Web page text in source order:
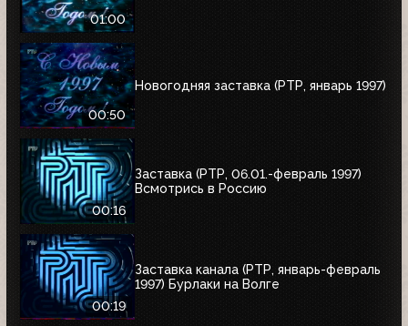
01:00
00:50
Новогодняя заставка (РТР, январь 1997)
00:16
Заставка (РТР, 06.01.-февраль 1997)
Всмотрись в Россию
00:19
Заставка канала (РТР, январь-февраль
1997) Бурлаки на Волге